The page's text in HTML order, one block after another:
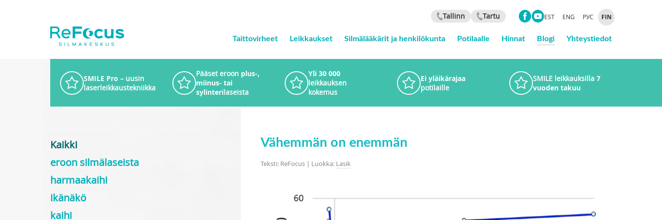
Tallinn Tartu EST ENG РУС FIN
Taittovirheet Leikkaukset Silmälääkärit ja henkilökunta Potilaalle Hinnat Blogi Yhteystiedot
SMILE Pro – uusin
laserleikkaustekniikka
Pääset eroon plus-,
miinus- tai
sylinterilaseista
Yli 30 000
leikkauksen
kokemus
Ei yläikärajaa
potilaille
SMILE leikkauksilla 7
vuoden takuu
Vähemmän on enemmän
Teksti: ReFocus | Luokka: Lasik
Kaikki
eroon silmälaseista
harmaakaihi
ikänäkö
kaihi